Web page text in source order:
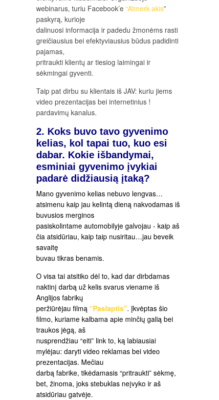
webinarus, turiu Facebook’e “Atmerk akis”
paskyrą, kurioje
dalinuosi informacija ir padedu žmonėms rasti
greičiausius bei efektyviausius būdus padidinti
pajamas,
pritraukti klientų ar tiesiog laimingai ir
sėkmingai gyventi.
Taip pat dirbu su klientais iš JAV: kuriu jiems
video prezentacijas bei internetinius !
pardavimų kanalus.
2. Koks buvo tavo gyvenimo
kelias, kol tapai tuo, kuo esi
dabar. Kokie išbandymai,
esminiai gyvenimo įvykiai
padarė didžiausią įtaką?
Mano gyvenimo kelias nebuvo lengvas…
atsimenu kaip jau kelintą dieną nakvodamas iš
buvusios merginos
pasiskolintame automobilyje galvojau - kaip aš
čia atsidūriau, kaip taip nusiritau…jau beveik
savaitę
buvau tikras benamis.
O visa tai atsitiko dėl to, kad dar dirbdamas
naktinį darbą už kelis svarus viename iš
Anglijos fabrikų
peržiūrėjau filmą “Paslaptis”. Įkvėptas šio
filmo, kuriame kalbama apie minčių galią bei
traukos jėgą, aš
nusprendžiau “eiti” link to, ką labiausiai
mylėjau: daryti video reklamas bei video
prezentacijas. Mečiau
darbą fabrike, tikėdamasis “pritraukti” sėkmę,
bet, žinoma, joks stebuklas neįvyko ir aš
atsidūriau gatvėje.